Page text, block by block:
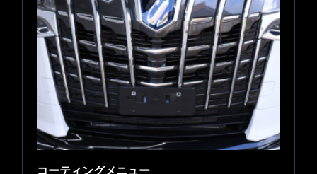
コーティングメニュー